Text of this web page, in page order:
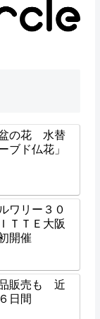
の花 水替
ブド仏花」
ワリー３０
ＴＴＥ大阪
開催
販売も 近
日間